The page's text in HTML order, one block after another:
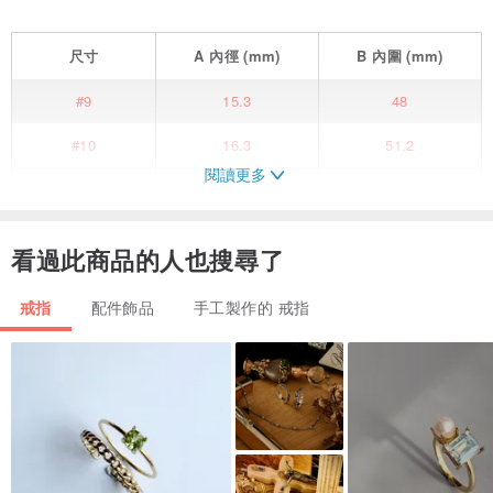
尺寸 A 內徑(mm) B 內圍(mm)
#9 15.3 48
#10 16.3 51.2
16.7
木 犀 欖 科 / 學名 Olea europaea
Symbol物種象徵
天堂、珍貴、榮譽。
油橄欖和橄欖不同的地方在於它們是木犀欖科木犀欖屬的植物，
象徵和平的橄欖枝就是取自油橄欖的樹枝。
閱讀更多
看過此商品的人也搜尋了
戒指 配件飾品 手工製作的 戒指